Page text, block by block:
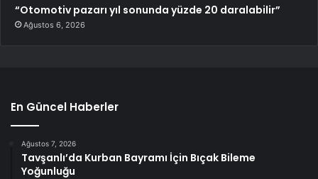
“Otomotiv pazarı yıl sonunda yüzde 20 daralabilir”
Ağustos 6, 2026
En Güncel Haberler
Ağustos 7, 2026
Tavşanlı’da Kurban Bayramı İçin Bıçak Bileme
Yoğunluğu